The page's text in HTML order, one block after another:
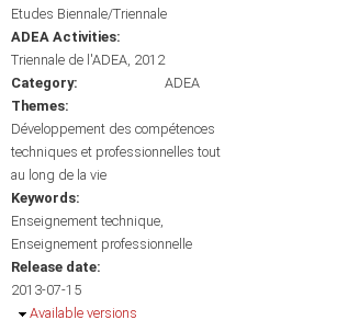
Etudes Biennale/Triennale
ADEA Activities:
Triennale de l'ADEA, 2012
Category:
ADEA
Themes:
Développement des compétences
techniques et professionnelles tout
au long de la vie
Keywords:
Enseignement technique
Enseignement professionnelle
Release date:
2013-07-15
Hide
Available versions